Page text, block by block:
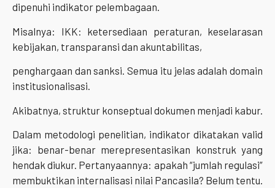
dipenuhi indikator pelembagaan.
Misalnya: IKK: ketersediaan peraturan, keselarasan
kebijakan, transparansi dan akuntabilitas,
penghargaan dan sanksi. Semua itu jelas adalah domain
institusionalisasi.
Akibatnya, struktur konseptual dokumen menjadi kabur.
Dalam metodologi penelitian, indikator dikatakan valid
jika: benar-benar merepresentasikan konstruk yang
hendak diukur. Pertanyaannya: apakah “jumlah regulasi”
membuktikan internalisasi nilai Pancasila? Belum tentu.